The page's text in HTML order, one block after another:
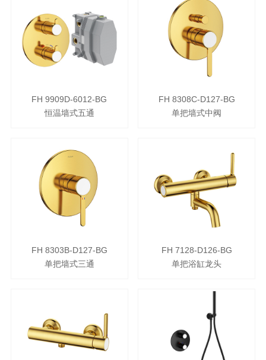
FH 9909D-6012-BG
恒温墙式五通
FH 8308C-D127-BG
单把墙式中阀
FH 8303B-D127-BG
单把墙式三通
FH 7128-D126-BG
单把浴缸龙头